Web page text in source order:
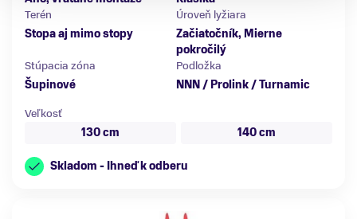
Terén
Stopa aj mimo stopy
Úroveň lyžiara
Začiatočník, Mierne
pokročilý
Stúpacia zóna
Šupinové
Podložka
NNN / Prolink / Turnamic
Veľkosť
130 cm
140 cm
Skladom - Ihneď k odberu